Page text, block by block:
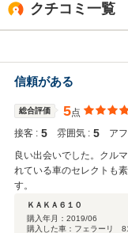
クチコミ一覧
信頼がある
総合評価 5点
接客 : 5 雰囲気 : 5 ア
良い出会いでした。クル
れている車のセレクトも
す。
ＫＡＫＡ６１０
購入年月： 2019/06
購入した車：フェラーリ